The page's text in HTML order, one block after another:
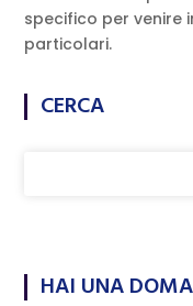
specifico per venire
particolari.
CERCA
HAI UNA